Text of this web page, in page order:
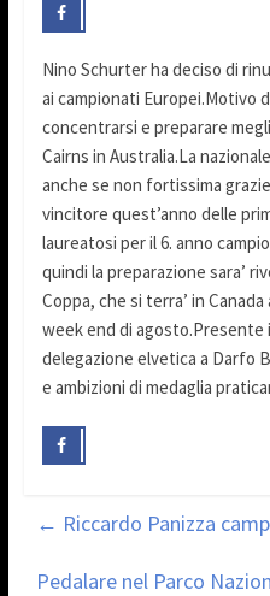
Nino Schurter ha deciso di
ai campionati Europei.Motivo
concentrarsi e preparare
Cairns in Australia.La
anche se non fortissima
vincitore quest’anno delle
laureatosi per il 6. anno
quindi la preparazione sara’
Coppa, che si terra’ in
week end di agosto.Presente
delegazione elvetica a Darfo
e ambizioni di medaglia
← Riccardo Panizza
Pedalare nel Parco